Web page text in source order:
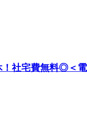
社宅費無料◎＜